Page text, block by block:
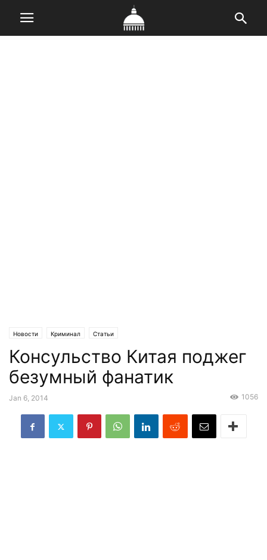
Новости Криминал Статьи
Консульство Китая поджег
безумный фанатик
Jan 6, 2014 1056